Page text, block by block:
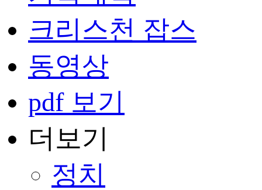
크리스천 잡스
동영상
pdf 보기
더보기
정치